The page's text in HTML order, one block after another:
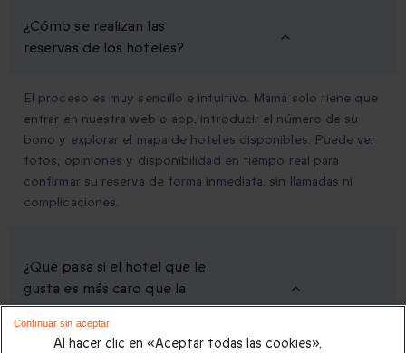
¿Cómo se realizan las
reservas de los hoteles?
El proceso es muy sencillo e intuitivo. Mamá solo tiene que
entrar en nuestra web o app, introducir el número de su
bono y explorar el mapa de hoteles disponibles. Puede ver
fotos, opiniones y disponibilidad en tiempo real para
confirmar su reserva de forma inmediata, sin llamadas ni
complicaciones.
¿Qué pasa si el hotel que le
gusta es más caro que la
caja?
Al hacer clic en «Aceptar todas las cookies»,
Continuar sin aceptar